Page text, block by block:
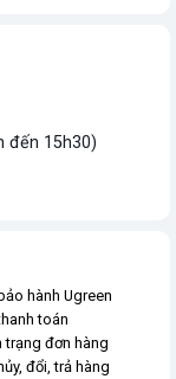
đến 15h30)
hành Ugreen
toán
trạng đơn hàng
đổi, trả hàng